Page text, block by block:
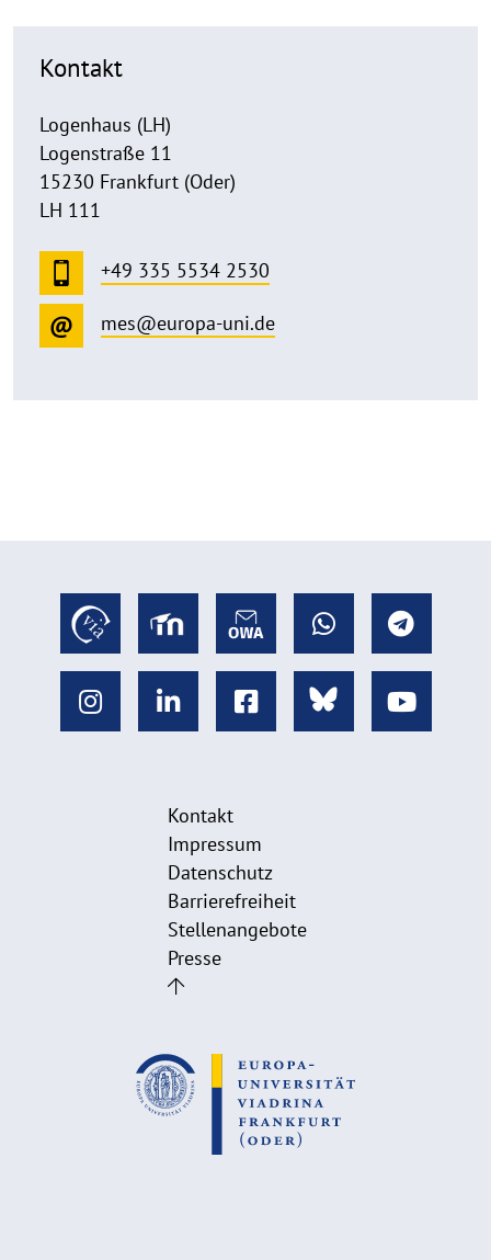
Kontakt
Logenhaus (LH)
Logenstraße 11
15230 Frankfurt (Oder)
LH 111
+49 335 5534 2530
mes@europa-uni.de
Kontakt
Impressum
Datenschutz
Barrierefreiheit
Stellenangebote
Presse